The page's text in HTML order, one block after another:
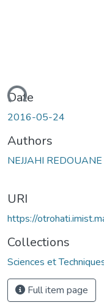
Date
2016-05-24
Authors
NEJJAHI REDOUANE
URI
https://
Collections
Sciences et
Full item page